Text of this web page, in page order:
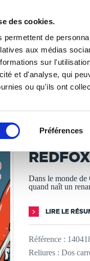
des cookies.
permettent de
aux médias
sur
et d'analyse, qui
ou qu'ils ont
Préférences
PUBLIER UN
2
SONT
Anthony
Dans le monde de
quand naît un
LIRE LE
Référence :
Reliures : Dos